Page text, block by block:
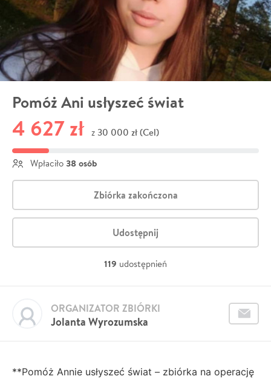
Pomóż Ani usłyszeć świat
4 627 zł z 30 000 zł (Cel)
Wpłaciło 38 osób
Zbiórka zakończona
Udostępnij
119 udostępnień
Jolanta Wyrozumska
ORGANIZATOR ZBIÓRKI
**Pomóż Annie usłyszeć świat – zbiórka na operację